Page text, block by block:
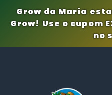
Grow da Maria
Grow! Use o cupom
no